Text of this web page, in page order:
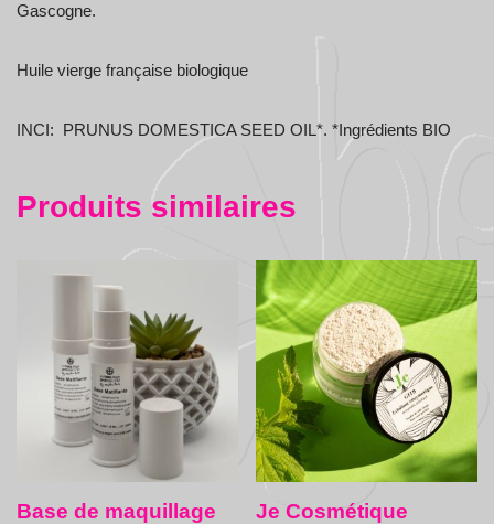
Gascogne.
Huile vierge française biologique
INCI: PRUNUS DOMESTICA SEED OIL*. *Ingrédients BIO
Produits similaires
Base de maquillage
Je Cosmétique